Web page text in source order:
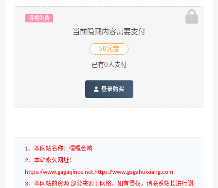
嘎嘎免费
当前隐藏内容需要支付
58元宝
已有0人支付
登录购买
1、本网站名称：嘎嘎会响
2、本站永久网址：
https://www.gagaqince.net,https://www.gagahuixiang.com
3、本网站的资源 部分来源于网络，如有侵权，请联系站长进行删